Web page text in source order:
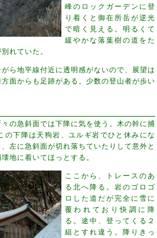
峰のロックガーデンに登
り着くと御在所岳が逆光
で暗く見える。明るくて
緩やかな落葉樹の道をた
れていた。
ら地平線付近に透明感がないので、展望は
面からも足跡がある。少数の登山者が歩い
の急斜面では下降に気を使う。木の幹に捕
の下降は天狗岩、ユルギ岩でひと休みにな
左に急斜面が切れ落ちていたりして意外と
地に着いてほっとする。
ここから、トレースのあ
る北へ降る。岩のゴロゴ
ロした道だが完全に雪に
覆われており快調に降
る。途中、登ってくる２
組とすれ違う。降りきっ